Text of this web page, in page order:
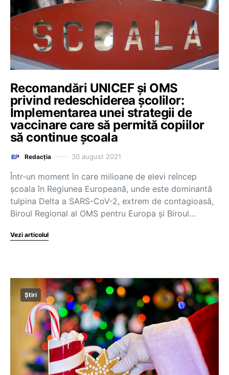
Recomandări UNICEF și OMS
privind redeschiderea școlilor:
Implementarea unei strategii de
vaccinare care să permită copiilor
să continue școala
Redacția 30 august 2021
Într-un moment în care milioane de elevi reîncep
școala în Regiunea Europeană, unde este dominantă
tulpina Delta a SARS-CoV-2, extrem de contagioasă,
Biroul Regional al OMS pentru Europa și Biroul…
Vezi articolul
Știri